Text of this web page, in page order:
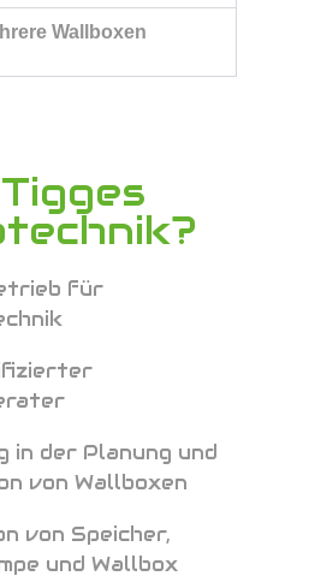
Wallboxen
für
in der Planung und
von Wallboxen
von Speicher,
und Wallbox